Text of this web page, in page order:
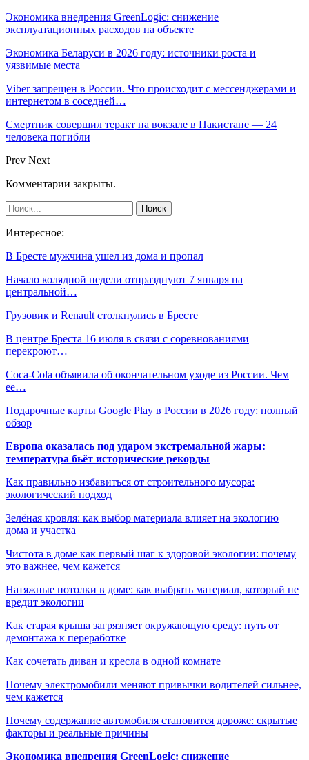
Экономика внедрения GreenLogic: снижение
эксплуатационных расходов на объекте
Экономика Беларуси в 2026 году: источники роста и
уязвимые места
Viber запрещен в России. Что происходит с мессенджерами и
интернетом в соседней…
Смертник совершил теракт на вокзале в Пакистане — 24
человека погибли
Prev Next
Комментарии закрыты.
Интересное:
В Бресте мужчина ушел из дома и пропал
Начало колядной недели отпразднуют 7 января на
центральной…
Грузовик и Renault столкнулись в Бресте
В центре Бреста 16 июля в связи с соревнованиями
перекроют…
Coca-Cola объявила об окончательном уходе из России. Чем
ее…
Подарочные карты Google Play в России в 2026 году: полный
обзор
Европа оказалась под ударом экстремальной жары:
температура бьёт исторические рекорды
Как правильно избавиться от строительного мусора:
экологический подход
Зелёная кровля: как выбор материала влияет на экологию
дома и участка
Чистота в доме как первый шаг к здоровой экологии: почему
это важнее, чем кажется
Натяжные потолки в доме: как выбрать материал, который не
вредит экологии
Как старая крыша загрязняет окружающую среду: путь от
демонтажа к переработке
Как сочетать диван и кресла в одной комнате
Почему электромобили меняют привычки водителей сильнее,
чем кажется
Почему содержание автомобиля становится дороже: скрытые
факторы и реальные причины
Экономика внедрения GreenLogic: снижение